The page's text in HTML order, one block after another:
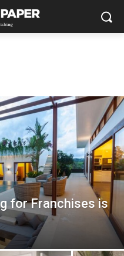
for Franchises is